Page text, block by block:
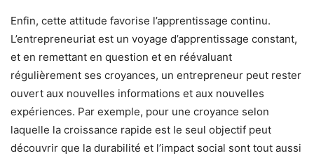
Enfin, cette attitude favorise l’apprentissage continu.
L’entrepreneuriat est un voyage d’apprentissage constant,
et en remettant en question et en réévaluant
régulièrement ses croyances, un entrepreneur peut rester
ouvert aux nouvelles informations et aux nouvelles
expériences. Par exemple, pour une croyance selon
laquelle la croissance rapide est le seul objectif peut
découvrir que la durabilité et l’impact social sont tout aussi